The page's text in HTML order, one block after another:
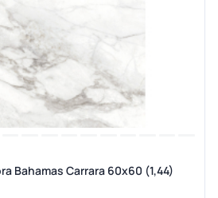
Bahamas Carrara 60x60 (1,44)